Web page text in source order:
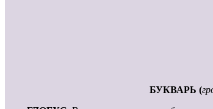
БУКВАРЬ (